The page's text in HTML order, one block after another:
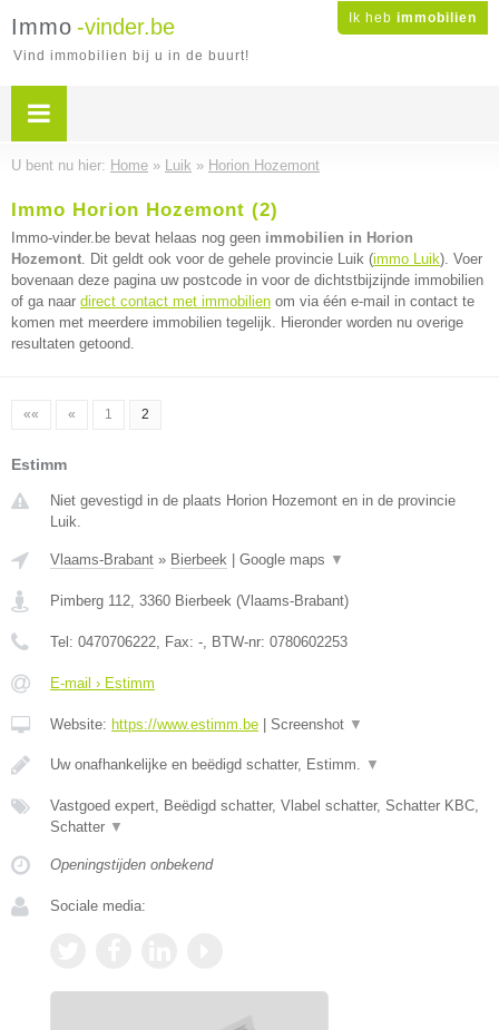
Ik heb immobilien
Immo -vinder.be
Vind immobilien bij u in de buurt!
U bent nu hier: Home » Luik » Horion Hozemont
Immo Horion Hozemont (2)
Immo-vinder.be bevat helaas nog geen immobilien in Horion
Hozemont. Dit geldt ook voor de gehele provincie Luik (immo Luik). Voer
bovenaan deze pagina uw postcode in voor de dichtstbijzijnde immobilien
of ga naar direct contact met immobilien om via één e-mail in contact te
komen met meerdere immobilien tegelijk. Hieronder worden nu overige
resultaten getoond.
«« « 1 2
Estimm
Niet gevestigd in de plaats Horion Hozemont en in de provincie
Luik.
Vlaams-Brabant » Bierbeek Google maps ▼
Pimberg 112, 3360 Bierbeek (Vlaams-Brabant)
Tel: 0470706222, Fax: -, BTW-nr: 0780602253
E-mail › Estimm
Website: https://www.estimm.be Screenshot ▼
Uw onafhankelijke en beëdigd schatter, Estimm. ▼
Vastgoed expert, Beëdigd schatter, Vlabel schatter, Schatter KBC,
Schatter ▼
Openingstijden onbekend
Sociale media: